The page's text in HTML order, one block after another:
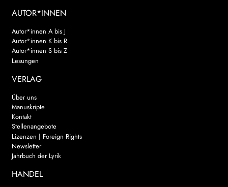
AUTOR*INNEN
Autor*innen A bis J
Autor*innen K bis R
Autor*innen S bis Z
Lesungen
VERLAG
Über uns
Manuskripte
Kontakt
Stellenangebote
Lizenzen | Foreign Rights
Newsletter
Jahrbuch der Lyrik
HANDEL